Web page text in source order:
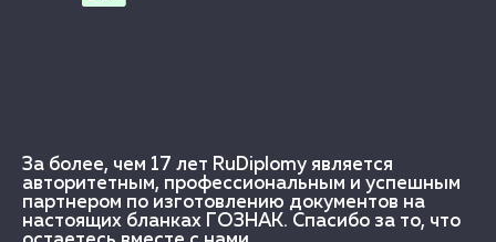
За более, чем 17 лет RuDiplomy является
авторитетным, профессиональным и успешным
партнером по изготовлению документов на
настоящих бланках ГОЗНАК. Спасибо за то, что